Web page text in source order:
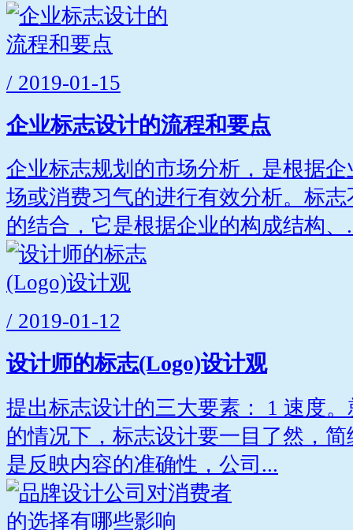
/ 2019-01-15
企业标志设计的流程和要点
企业标志规划的市场分析，是根据
场或消费习气的进行有效分析。标
的结合，它是根据企业的构成结构、
/ 2019-01-12
设计师的标志(Logo)设计观
提出标志设计的三大要素： 1 速度
的情况下，标志设计要一目了然，
是反映内容的准确性，公司...